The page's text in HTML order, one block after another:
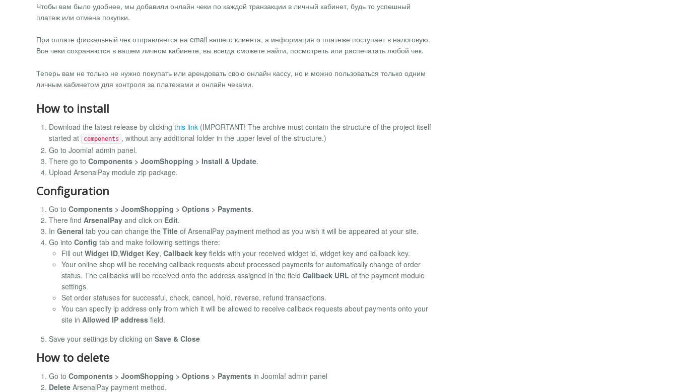
Чтобы вам было удобнее, мы добавили онлайн чеки по каждой транзакции в личный кабинет, будь то успешный
платеж или отмена покупки.
При оплате фискальный чек отправляется на email вашего клиента, а информация о платеже поступает в налоговую.
Все чеки сохраняются в вашем личном кабинете, вы всегда сможете найти, посмотреть или распечатать любой чек.
Теперь вам не только не нужно покупать или арендовать свою онлайн кассу, но и можно пользоваться только одним
личным кабинетом для контроля за платежами и онлайн чеками.
How to install
Download the latest release by clicking this link (IMPORTANT! The archive must contain the structure of the project itself
started at
components , without any additional folder in the upper level of the structure.)
Go to Joomla! admin panel.
There go to Components > JoomShopping > Install & Update.
Upload ArsenalPay module zip package.
Configuration
Go to Components > JoomShopping > Options > Payments.
There find ArsenalPay and click on Edit.
In General tab you can change the Title of ArsenalPay payment method as you wish it will be appeared at your site.
Go into Config tab and make following settings there:
Fill out Widget ID,Widget Key, Callback key fields with your received widget id, widget key and callback key.
Your online shop will be receiving callback requests about processed payments for automatically change of order
status. The callbacks will be received onto the address assigned in the field Callback URL of the payment module
settings.
Set order statuses for successful, check, cancel, hold, reverse, refund transactions.
You can specify ip address only from which it will be allowed to receive callback requests about payments onto your
site in Allowed IP address field.
Save your settings by clicking on Save & Close
How to delete
Go to Components > JoomShopping > Options > Payments in Joomla! admin panel
Delete ArsenalPay payment method.